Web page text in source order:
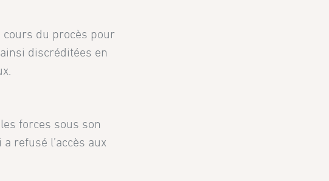
cours du procès pour
discréditées en
forces sous son
refusé l’accès aux